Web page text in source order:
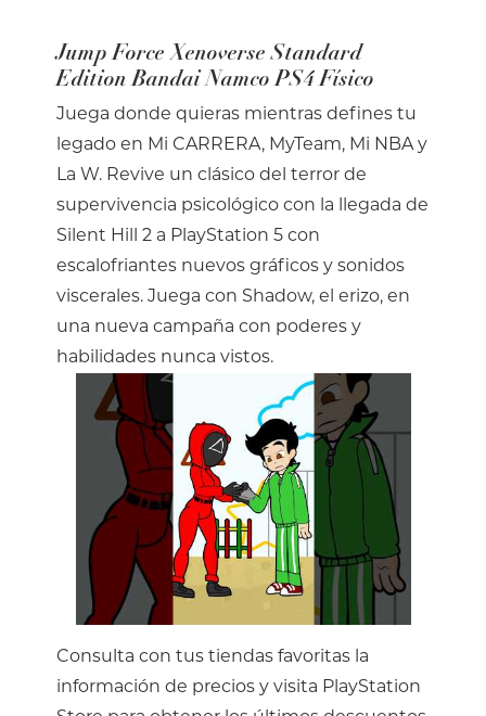
Jump Force Xenoverse Standard
Edition Bandai Namco PS4 Físico
Juega donde quieras mientras defines tu
legado en Mi CARRERA, MyTeam, Mi NBA y
La W. Revive un clásico del terror de
supervivencia psicológico con la llegada de
Silent Hill 2 a PlayStation 5 con
escalofriantes nuevos gráficos y sonidos
viscerales. Juega con Shadow, el erizo, en
una nueva campaña con poderes y
habilidades nunca vistos.
Consulta con tus tiendas favoritas la
información de precios y visita PlayStation